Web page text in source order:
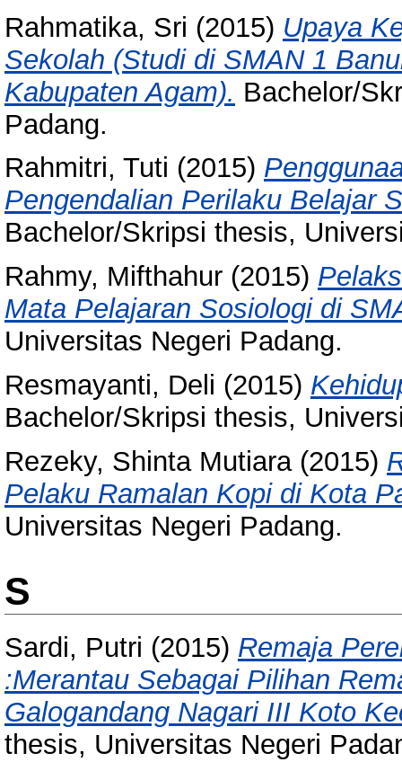
Rahmatika, Sri (2015) Upaya
Sekolah (Studi di SMAN 1
Kabupaten Agam). Bachelor/
Padang.
Rahmitri, Tuti (2015)
Pengendalian Perilaku Belajar
Bachelor/Skripsi thesis,
Rahmy, Mifthahur (2015)
Mata Pelajaran Sosiologi di
Universitas Negeri Padang.
Resmayanti, Deli (2015)
Bachelor/Skripsi thesis,
Rezeky, Shinta Mutiara(2015)
Pelaku Ramalan Kopi di Kota
Universitas Negeri Padang.
S
Sardi, Putri (2015) Remaja
:Merantau Sebagai Pilihan
Galogandang Nagari III Koto
thesis, Universitas Negeri